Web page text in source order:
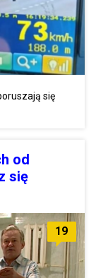
się
od
się
19